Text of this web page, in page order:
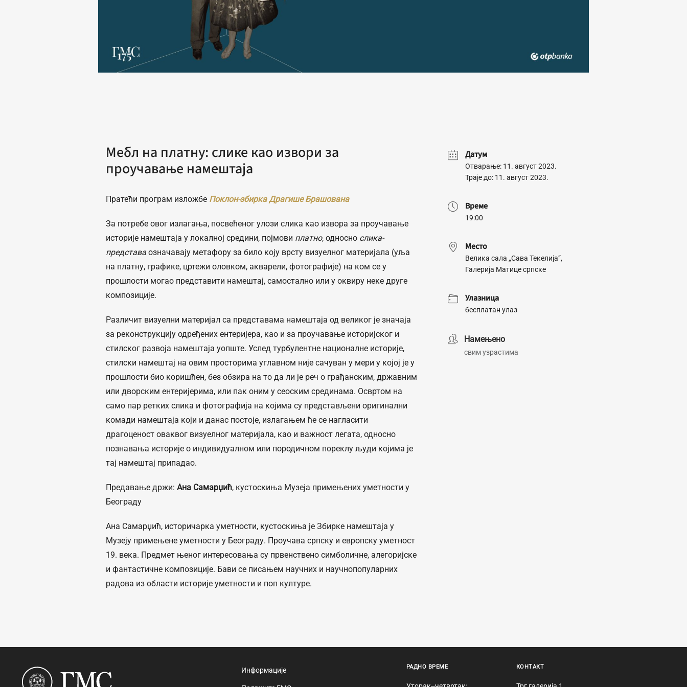
Мебл на платну: слике као извори за
проучавање намештаја
Пратећи програм изложбе Поклон-збирка Драгише Брашована
За потребе овог излагања, посвећеног улози слика као извора за проучавање
историје намештаја у локалној средини, појмови платно, односно слика-
представа означавају метафору за било коју врсту визуелног материјала (уља
на платну, графике, цртежи оловком, акварели, фотографије) на ком се у
прошлости могао представити намештај, самостално или у оквиру неке друге
композиције.
Различит визуелни материјал са представама намештаја од великог је значаја
за реконструкцију одређених ентеријера, као и за проучавање историјског и
стилског развоја намештаја уопште. Услед турбулентне националне историје,
стилски намештај на овим просторима углавном није сачуван у мери у којој је у
прошлости био коришћен, без обзира на то да ли је реч о грађанским, државним
или дворским ентеријерима, или пак оним у сеоским срединама. Освртом на
само пар ретких слика и фотографија на којима су представљени оригинални
комади намештаја који и данас постоје, излагањем ће се нагласити
драгоценост оваквог визуелног материјала, као и важност легата, односно
познавања историје о индивидуалном или породичном пореклу људи којима је
тај намештај припадао.
Предавање држи: Ана Самарџић, кустоскиња Музеја примењених уметности у
Београду
Ана Самарџић, историчарка уметности, кустоскиња је Збирке намештаја у
Музеју примењене уметности у Београду. Проучава српску и европску уметност
19. века. Предмет њеног интересовања су првенствено симболичне, алегоријске
и фантастичне композиције. Бави се писањем научних и научнопопуларних
радова из области историје уметности и поп културе.
Датум
Отварање: 11. август 2023.
Траје до: 11. август 2023.
Време
19:00
Место
Велика сала „Сава Текелија”,
Галерија Матице српске
Улазница
бесплатан улаз
Намењено
свим узрастима
Информације РАДНО ВРЕМЕ КОНТАКТ